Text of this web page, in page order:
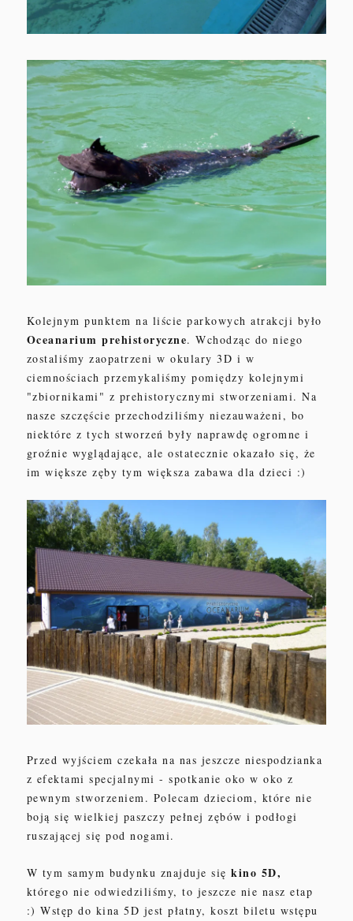
Kolejnym punktem na liście parkowych atrakcji było
Oceanarium prehistoryczne. Wchodząc do niego
zostaliśmy zaopatrzeni w okulary 3D i w
ciemnościach przemykaliśmy pomiędzy kolejnymi
"zbiornikami" z prehistorycznymi stworzeniami. Na
nasze szczęście przechodziliśmy niezauważeni, bo
niektóre z tych stworzeń były naprawdę ogromne i
groźnie wyglądające, ale ostatecznie okazało się, że
im większe zęby tym większa zabawa dla dzieci :)
Przed wyjściem czekała na nas jeszcze niespodzianka
z efektami specjalnymi - spotkanie oko w oko z
pewnym stworzeniem. Polecam dzieciom, które nie
boją się wielkiej paszczy pełnej zębów i podłogi
ruszającej się pod nogami.
W tym samym budynku znajduje siękino 5D,
którego nie odwiedziliśmy, to jeszcze nie nasz etap
:) Wstęp do kina 5D jest płatny, koszt biletu wstępu